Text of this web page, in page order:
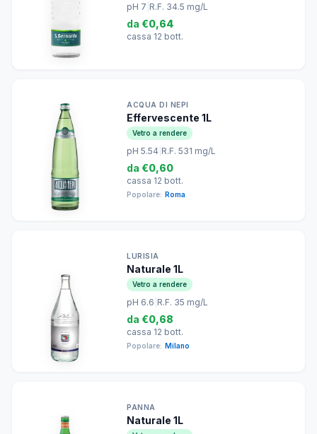
pH 7 R.F. 34.5 mg/L
da €0,64
cassa 12 bott.
ACQUA DI NEPI
Effervescente 1L
Vetro a rendere
pH 5.54 R.F. 531 mg/L
da €0,60
cassa 12 bott.
Popolare: Roma
LURISIA
Naturale 1L
Vetro a rendere
pH 6.6 R.F. 35 mg/L
da €0,68
cassa 12 bott.
Popolare: Milano
PANNA
Naturale 1L